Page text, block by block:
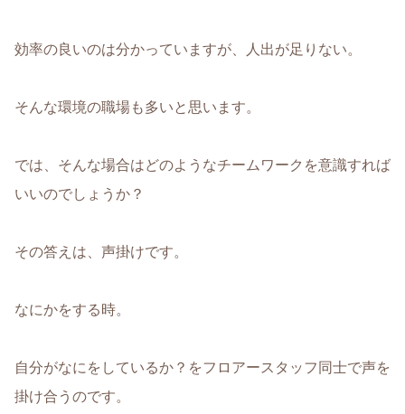
効率の良いのは分かっていますが、人出が足りない。
そんな環境の職場も多いと思います。
では、そんな場合はどのようなチームワークを意識すれば
いいのでしょうか？
その答えは、声掛けです。
なにかをする時。
自分がなにをしているか？をフロアースタッフ同士で声を
掛け合うのです。